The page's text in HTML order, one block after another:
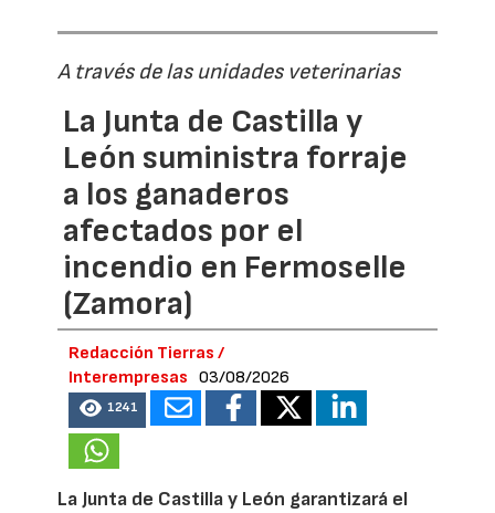
A través de las unidades veterinarias
La Junta de Castilla y
León suministra forraje
a los ganaderos
afectados por el
incendio en Fermoselle
(Zamora)
Redacción Tierras /
Interempresas
03/08/2026
1241
La Junta de Castilla y León garantizará el